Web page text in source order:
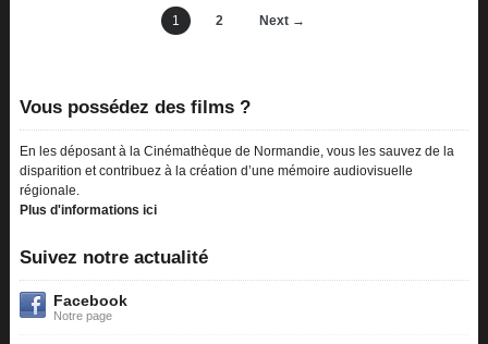
1 2 Next →
Vous possédez des films ?
En les déposant à la Cinémathèque de Normandie, vous les sauvez de la
disparition et contribuez à la création d’une mémoire audiovisuelle
régionale.
Plus d'informations ici
Suivez notre actualité
Facebook
Notre page